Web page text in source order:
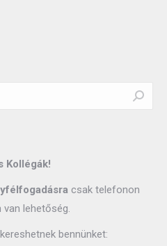
Kollégák!
csak telefonon
lehetőség.
bennünket: